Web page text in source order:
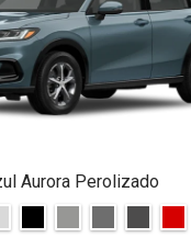
Aurora Perolizado